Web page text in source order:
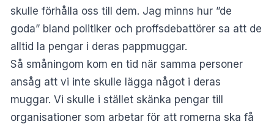
skulle förhålla oss till dem. Jag minns hur ”de
goda” bland politiker och proffsdebattörer sa att de
alltid la pengar i deras pappmuggar.
Så småningom kom en tid när samma personer
ansåg att vi inte skulle lägga något i deras
muggar. Vi skulle i stället skänka pengar till
organisationer som arbetar för att romerna ska få